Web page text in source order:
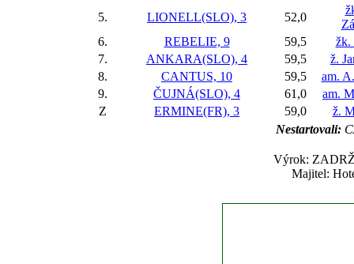
5.
LIONELL(SLO), 3 52,0
6.
REBELIE, 9 59,5
žk.
7.
ANKARA(SLO), 4 59,5
ž.
8.
CANTUS, 10 59,5
am.
9.
ČUJNÁ(SLO), 4 61,0
am.
Z
ERMINE(FR), 3 59,0
ž.
Nestartovali:
Výrok:
Majitel: